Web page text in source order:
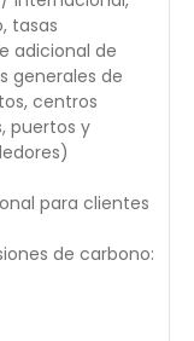
tasas
adicional de
generales de
centros
puertos y
para clientes
de carbono: